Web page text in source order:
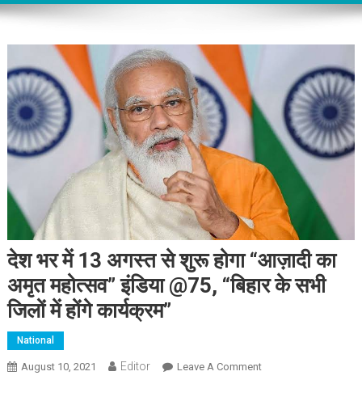
देश भर में 13 अगस्त से शुरू होगा “आज़ादी का
अमृत महोत्सव” इंडिया @75, “बिहार के सभी
जिलों में होंगे कार्यक्रम”
National
August 10, 2021 Editor Leave A CommentOn देश भर में 13 अगस्त से